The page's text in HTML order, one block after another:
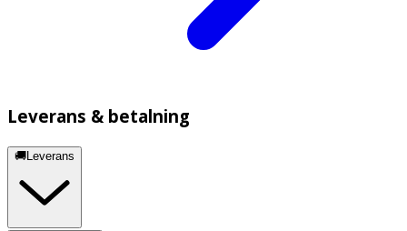
Leverans & betalning
🚚Leverans